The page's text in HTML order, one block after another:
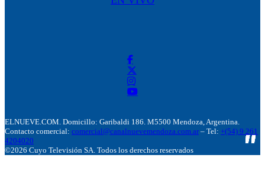
ELNUEVE.COM. Domicillo: Garibaldi 186. M5500 Mendoza, Argentina.
Contacto comercial: comercial@canalnuevemendoza.com.ar – Tel: +(54) 9 261
4204020
©2026 Cuyo Televisión SA. Todos los derechos reservados